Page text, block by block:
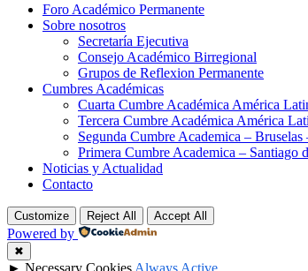
Foro Académico Permanente
Sobre nosotros
Secretaría Ejecutiva
Consejo Académico Birregional
Grupos de Reflexion Permanente
Cumbres Académicas
Cuarta Cumbre Académica América
Tercera Cumbre Académica América
Segunda Cumbre Academica – Bruselas
Primera Cumbre Academica – Santiago
Noticias y Actualidad
Contacto
Customize Reject All Accept All
Powered by
✖
► Necessary Cookies Always Active